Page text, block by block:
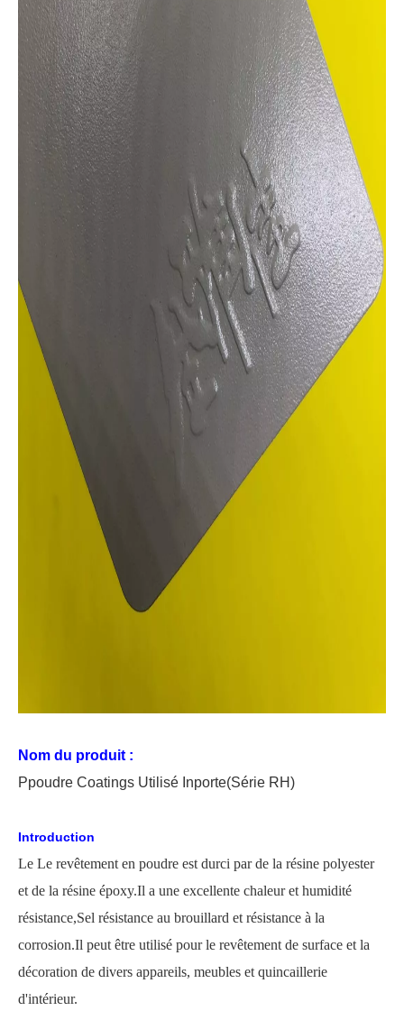
Nom du produit :
Ppoudre Coatings Utilisé Inporte(Série RH)
Introduction
Le Le revêtement en poudre est durci par de la résine polyester
et de la résine époxy.Il a une excellente chaleur et humidité
résistance,Sel résistance au brouillard et résistance à la
corrosion.Il peut être utilisé pour le revêtement de surface et la
décoration de divers appareils, meubles et quincaillerie
d'intérieur.